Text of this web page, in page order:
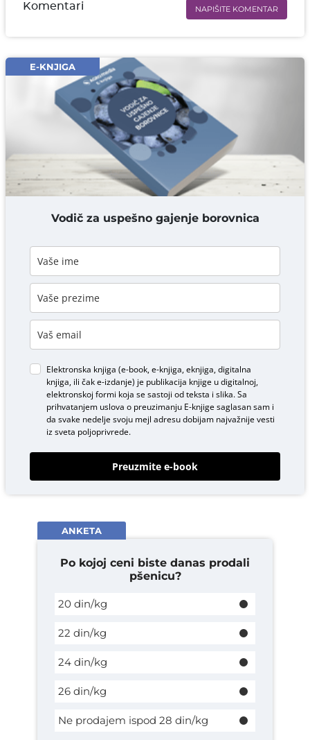
Komentari NAPIŠITE KOMENTAR
Email* obavezno
Komentar* obavezno
DODAJ KOMENTAR
E-KNJIGA
Vodič za uspešno gajenje borovnica
Elektronska knjiga (e-book, e-knjiga, eknjiga, digitalna
knjiga, ili čak e-izdanje) je publikacija knjige u digitalnoj,
elektronskoj formi koja se sastoji od teksta i slika. Sa
prihvatanjem uslova o preuzimanju E-knjigesaglasan sam i
da svake nedelje svoju mejl adresu dobijam najvažnije vesti
iz sveta poljoprivrede.
Preuzmite e-book
ANKETA
Po kojoj ceni biste danas prodali
pšenicu?
20 din/kg
22 din/kg
24 din/kg
26 din/kg
Ne prodajem ispod 28 din/kg